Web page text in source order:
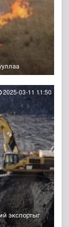
экспортыг
2025-03-11 11:50